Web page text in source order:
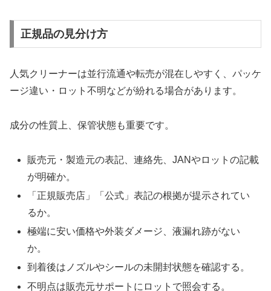
正規品の見分け方
人気クリーナーは並行流通や転売が混在しやすく、パッケ
ージ違い・ロット不明などが紛れる場合があります。
成分の性質上、保管状態も重要です。
販売元・製造元の表記、連絡先、JANやロットの記載
が明確か。
「正規販売店」「公式」表記の根拠が提示されてい
るか。
極端に安い価格や外装ダメージ、液漏れ跡がない
か。
到着後はノズルやシールの未開封状態を確認する。
不明点は販売元サポートにロットで照会する。